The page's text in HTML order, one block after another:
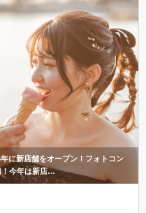
に新店舗をオープン！フォトコン
！今年は新店…